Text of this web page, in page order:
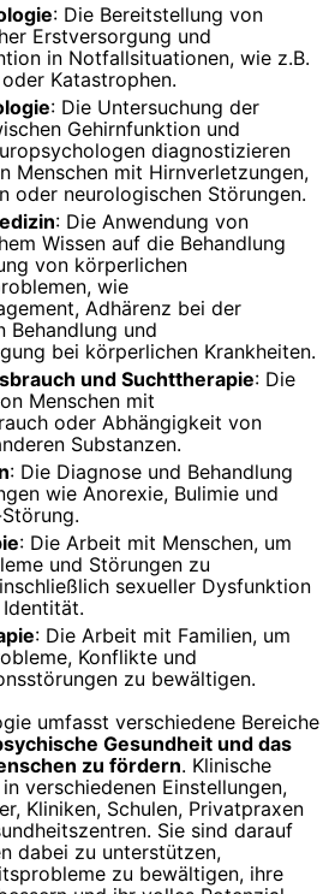
: Die Bereitstellung von
Erstversorgung und
in Notfallsituationen, wie z.B.
Katastrophen.
: Die Untersuchung der
Gehirnfunktion und
diagnostizieren
Menschen mit Hirnverletzungen,
oder neurologischen Störungen.
: Die Anwendung von
Wissen auf die Behandlung
von körperlichen
wie
Adhärenz bei der
Behandlung und
bei körperlichen Krankheiten.
und Suchttherapie: Die
Menschen mit
oder Abhängigkeit von
Substanzen.
: Die Diagnose und Behandlung
wie Anorexie, Bulimie und
: Die Arbeit mit Menschen, um
und Störungen zu
sexueller Dysfunktion
: Die Arbeit mit Familien, um
Konflikte und
zu bewältigen.
umfasst verschiedene Bereiche
Gesundheit und das
zu fördern. Klinische
verschiedenen Einstellungen,
Kliniken, Schulen, Privatpraxen
Sie sind darauf
dabei zu unterstützen,
zu bewältigen, ihre